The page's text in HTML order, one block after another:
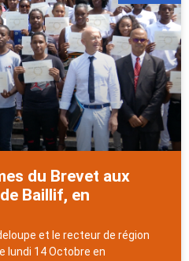
du Brevet aux
Baillif, en
et le recteur de région
lundi 14 Octobre en